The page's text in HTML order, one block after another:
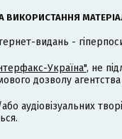
ВИКОРИСТАННЯ
видань -
Україна", не
дозволу
аудіовізуальних